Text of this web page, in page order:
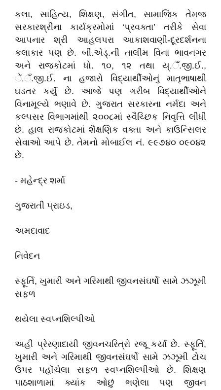
કલા, સાહિત્ય, શિક્ષણ, સંગીત, સામાજિક તેમજ
સરકારશ્રીના કાર્યક્રમોમાં ‘પ્રવક્તા’ તરીકે સેવા
આપનાર શ્રી આહલપરા આકાશવાણી-દૂરદર્શનના
કલાકાર પણ છે. બી.એડ્‌.ની તાલીમ વિના ભાવનગર
અને રાજકોટમાં ધો. ૧૦, ૧૨ તથા ય્.ઁ.જી.ઈ.,
ેં.ઁ.જી.ઈ. ના હજારો વિદ્યાર્થીઓનું માતૃભાષાથી
ઘડતર કર્યું છે. આજે પણ ગરીબ વિદ્યાર્થીઓને
વિનામૂલ્યે ભણાવે છે. ગુજરાત સરકારના નર્મદા અને
કલ્પસર વિભાગમાંથી ૨૦૦૮માં સ્વૈચ્છિક નિવૃત્તિ લીધી
છે. હાલ રાજકોટમાં શૈક્ષણિક વક્તા અને કાઉન્સિલર
સેવાઓ આપે છે. તેમનો મોબાઈલ નં. ૯૯૭૪૦ ૦૯૦૪૨
છે.
- મહેન્દ્ર શર્મા
ગુજરાતી પ્રાઇડ,
અમદાવાદ
નિવેદન
સ્ફૂર્તિ, ખુમારી અને ગરિમાથી જીવનસંઘર્ષો સામે ઝઝૂમી
સફળ
થયેલા સ્વપ્નશિલ્પીઓ
અહીં પ્રેરણાદાયી જીવનચરિત્રો રજૂ કર્યાં છે. સ્ફૂર્તિ,
ખુમારી અને ગરિમાથી જીવનસંઘર્ષો સામે ઝઝૂમી ટોચ
ઉપર પહોંચેલા સફળ સ્વપ્નશિલ્પીઓ છે. શિક્ષણ
પાઠશાળામાં ક્યાંક ઓછું ભણેલા પણ જીવન